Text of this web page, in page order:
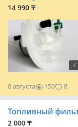
14 990 ₸
7
8 августа 150 8
Топливный
2 000 ₸